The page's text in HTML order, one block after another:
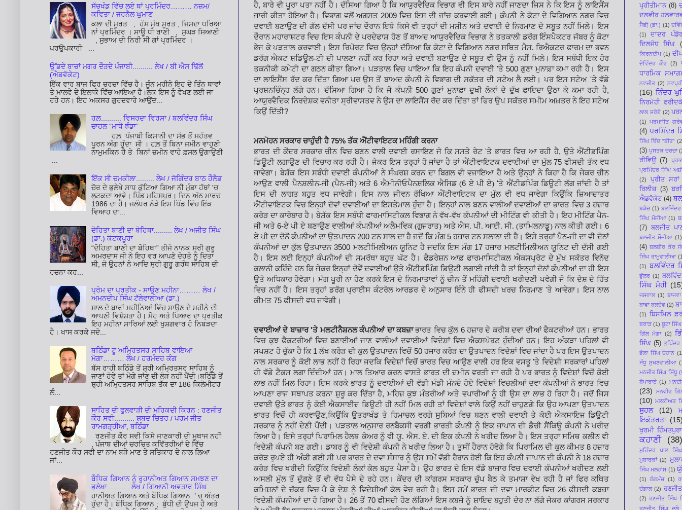
ਹੈ, ਬਾਰੇ ਵੀ ਪੂਰਾ ਪਤਾ ਨਹੀਂ ਹੈ। ਦੱਸਿਆ ਗਿਆ ਹੈ ਕਿ ਆਯੁਰਵੈਦਿਕ ਵਿਭਾਗ ਵੀ ਇਸ ਬਾਰੇ ਨਹੀਂ ਜਾਣਦਾ ਜਿਸ ਨੇ ਕਿ ਇਸ ਨੂੰ ਲਾਇਸੈਂਸ
ਜਾਰੀ ਕੀਤਾ ਹੋਇਆ ਹੈ। ਵਿਭਾਗ ਵਲੋਂ ਅਗਸਤ2009ਵਿਚ ਇਸ ਦੀ ਜਾਂਚ ਕਰਵਾਈ ਗਈ। ਕੰਪਨੀ ਨੇ ਕੋਟਾ ਦੇ ਵਿਗਿਆਨ ਨਗਰ ਵਿਚ
ਦਵਾਈ ਬਣਾਉਣ ਦੀ ਗੱਲ ਦੱਸੀ ਪਰ ਜਾਂਚ ਦੌਰਾਨ ਇਥੇ ਕਿਸੇ ਵੀ ਤਰ੍ਹਾਂ ਦੀ ਮਸ਼ੀਨ ਅਤੇ ਦਵਾਈ ਦੇ ਨਿਰਮਾਣ ਦੇ ਸਬੂਤ ਨਹੀਂ ਮਿਲੇ। ਇਸ
ਦੌਰਾਨ ਮਹਾਰਾਸ਼ਟਰ ਵਿਚ ਇਸ ਕੰਪਨੀ ਦੇ ਪਰਦੇਫਾਸ਼ ਹੋਣ ਤੋਂ ਬਾਅਦ ਆਯੁਰਵੈਦਿਕ ਵਿਭਾਗ ਨੇ ਤਤਕਾਲੀ ਡਰੱਗ ਇੰਸਪੈਕਟਰ ਜੱਬਰ ਨੂੰ ਕੋਟਾ
ਭੇਜ ਕੇ ਪੜਤਾਲ ਕਰਵਾਈ। ਇਸ ਰਿਪੋਰਟ ਵਿਚ ਉਨ੍ਹਾਂ ਦੱਸਿਆ ਕਿ ਕੋਟਾ ਦੇ ਵਿਗਿਆਨ ਨਗਰ ਸਥਿਤ ਮੈਸ. ਰਿਐਕਟਰ ਫਾਰਮ ਦਾ ਭਵਨ
ਡਰੱਗ ਐਕਟ ਸ਼ਡਿਊਲ-ਟੀ ਦੀ ਪਾਲਣਾ ਨਹੀਂ ਕਰ ਰਿਹਾ ਅਤੇ ਦਵਾਈ ਬਣਾਉਣ ਦੇ ਸਬੂਤ ਵੀ ਉਸ ਨੂੰ ਨਹੀਂ ਮਿਲੇ। ਇਸ ਸਬੰਧੀ ਇਕ ਹੋਰ
ਤਕਨੀਕੀ ਕਮੇਟੀ ਦਾ ਗਠਨ ਕੀਤਾ ਗਿਆ। ਪੜਤਾਲ ਵਿਚ ਪਾਇਆ ਕਿ ਇਹ ਕੰਪਨੀ ਦਵਾਈ'ਤੇ 500 ਗੁਣਾ ਮੁਨਾਫ਼ਾ ਕਮਾ ਰਹੀ ਹੈ। ਇਸ
ਦਾ ਲਾਇਸੈਂਸ ਰੱਦ ਕਰ ਦਿੱਤਾ ਗਿਆ ਪਰ ਉਸ ਤੋਂ ਬਾਅਦ ਕੰਪਨੀ ਨੇ ਵਿਭਾਗ ਦੀ ਸਕੱਤਰ ਦੀ ਸਟੇਅ ਲੈ ਲਈ। ਪਰ ਇਸ ਸਟੇਅ 'ਤੇ ਵੱਡੇ
ਪ੍ਰਸ਼ਨਚਿੰਨ੍ਹ ਲੱਗੇ ਹਨ। ਦੱਸਿਆ ਗਿਆ ਹੈ ਕਿ ਜੋ ਕੰਪਨੀ 500ਗੁਣਾਂ ਮੁਨਾਫ਼ਾ ਦੁਖੀ ਲੋਕਾਂ ਦੇ ਦੁੱਖ ਫਾਇਦਾ ਉਠਾ ਕੇ ਕਮਾ ਰਹੀ ਹੈ,
ਆਯੁਰਵੈਦਿਕ ਨਿਰਦੇਸ਼ਕ ਵਨੀਤਾ ਸ੍ਰੀਵਾਸਤਵ ਨੇ ਉਸ ਦਾ ਲਾਇਸੈਂਸ ਰੱਦ ਕਰ ਦਿੱਤਾ ਤਾਂ ਫਿਰ ਉਪ ਸਕੱਤਰ ਸਮੀਮ ਅਖ਼ਤਰ ਨੇ ਇਹ ਸਟੇਅ
ਕਿਉਂ ਦਿੱਤੀ?
ਮਨਮੋਹਨ ਸਰਕਾਰ ਚਾਹੁੰਦੀ ਹੈ75% ਤੱਕ ਐਂਟੀਵਾਇਟਕ ਮਹਿੰਗੀ ਕਰਨਾ
ਭਾਰਤ ਦੀ ਕੇਂਦਰ ਸਰਕਾਰ ਚੀਨ ਵਿਚ ਬਣਨ ਵਾਲੀ ਦਵਾਈ ਰਸਾਇਣ ਜੋ ਕਿ ਸਸਤੇ ਰੇਟ'ਤੇ ਭਾਰਤ ਵਿਚ ਆ ਰਹੀ ਹੈ, ਉਤੇ ਐਂਟੀਡਪਿੰਗ
ਡਿਊਟੀ ਲਗਾਉਣ ਦੀ ਵਿਚਾਰ ਕਰ ਰਹੀ ਹੈ। ਜੇਕਰ ਇਸ ਤਰ੍ਹਾਂ ਹੋ ਜਾਂਦਾ ਹੈ ਤਾਂ ਐਂਟੀਵਾਇਟਕ ਦਵਾਈਆਂ ਦਾ ਮੁੱਲ75ਫੀਸਦੀ ਤੱਕ ਵਧ
ਜਾਵੇਗਾ। ਬੇਸ਼ੱਕ ਇਸ ਸਬੰਧੀ ਦਵਾਈ ਕੰਪਨੀਆਂ ਨੇ ਸੰਘਰਸ਼ ਕਰਨ ਦਾ ਬਿਗਲ ਵੀ ਵਜਾਇਆ ਹੈ ਅਤੇ ਉਨ੍ਹਾਂ ਨੇ ਕਿਹਾ ਹੈ ਕਿ ਜੇਕਰ ਚੀਨ
ਆਉਣ ਵਾਲੀ ਪੈਨਸ਼ਲੀਨ-ਜੀ (ਪੈਨ-ਜੀ) ਅਤੇ6 ਐਮੀਨੀਓਪੈਨਸ਼ਲਿਕ ਐਸਿਡ (6 ਏ ਪੀ ਏ)'ਤੇ ਐਂਟੀਡਪਿੰਗ ਡਿਊਟੀ ਲੱਗ ਜਾਂਦੀ ਹੈ ਤਾਂ
ਇਸ ਦੀ ਲਾਗਤ ਬਹੁਤ ਵਧ ਜਾਵੇਗੀ। ਇਸ ਨਾਲ ਜੀਵਨ ਰੱਖਿਆ ਐਂਟੀਵਾਇਟਕ ਦਾ ਮੁੱਲ ਵੀ ਵਧ ਜਾਵੇਗਾ ਕਿਉਂਕਿ ਜ਼ਿਆਦਾਤਰ
ਐਂਟੀਵਾਇਟਕ ਵਿਚ ਇਨ੍ਹਾਂ ਦੋਵਾਂ ਦਵਾਈਆਂ ਦਾ ਇਸਤੇਮਾਲ ਹੁੰਦਾ ਹੈ। ਇਨ੍ਹਾਂ ਨਾਲ ਬਣਨ ਵਾਲੀਆਂ ਦਵਾਈਆਂ ਦਾ ਭਾਰਤ ਵਿਚ3ਹਜ਼ਾਰ
ਕਰੋੜ ਦਾ ਕਾਰੋਬਾਰ ਹੈ। ਬੇਸ਼ੱਕ ਇਸ ਸਬੰਧੀ ਫਾਰਮਾਸਿਟੀਕਲ ਵਿਭਾਗ ਨੇ ਵੱਖ-ਵੱਖ ਕੰਪਨੀਆਂ ਦੀ ਮੀਟਿੰਗ ਵੀ ਕੀਤੀ ਹੈ। ਇਹ ਮੀਟਿੰਗ ਪੈਨ-
ਜੀ ਅਤੇ6-ਏ ਪੀ ਏ ਬਣਾਉਣ ਵਾਲੀਆਂ ਕੰਪਨੀਆਂ ਅਲੈਮਵਿਕ (ਗੁਜਰਾਤ) ਅਤੇ ਐਸ. ਪੀ. ਆਈ. ਸੀ. (ਤਾਮਿਲਨਾਡੂ) ਨਾਲ ਕੀਤੀ ਗਈ।6
ਏ ਪੀ ਦਾ ਦੋਨੋਂ ਕੰਪਨੀਆਂ ਦਾ ਉਤਪਾਦਨ200 ਟਨ ਸਾਲ ਦਾ ਹੈ ਜਦੋਂ ਕਿ ਮੰਗ 5 ਹਜ਼ਾਰ ਟਨ ਸਲਾਨਾ ਦੀ ਹੈ। ਇਸੇ ਤਰ੍ਹਾਂ ਪੈਨ-ਜੀ ਦਾ ਵੀ ਦੋਨਾਂ
ਕੰਪਨੀਆਂ ਦਾ ਕੁੱਲ ਉਤਪਾਦਨ3500 ਮਲਟੀਮਿਲੀਅਨ ਯੂਨਿਟ ਹੈ ਜਦਕਿ ਇਸ ਮੰਗ 17ਹਜ਼ਾਰ ਮਲਟੀਮਿਲੀਅਨ ਯੂਨਿਟ ਦੀ ਦੱਸੀ ਗਈ
ਹੈ। ਇਸ ਲਈ ਇਨ੍ਹਾਂ ਕੰਪਨੀਆਂ ਦੀ ਸਮਰੱਥਾ ਬਹੁਤ ਘੱਟ ਹੈ। ਫੈਡਰੇਸ਼ਨ ਆਫ਼ ਫਾਰਮਾਸਿਟੀਕਲ ਐਕਸਪ੍ਰੋਟ ਦੇ ਮੁੱਖ ਸਕੱਤਰ ਵਿਨੋਦ
ਕਲਾਨੀ ਕਹਿੰਦੇ ਹਨ ਕਿ ਜੇਕਰ ਇਨ੍ਹਾਂ ਦੋਵੇਂ ਦਵਾਈਆਂ ਉਤੇ ਐਂਟੀਡਪਿੰਗ ਡਿਊਟੀ ਲਗਾਈ ਜਾਂਦੀ ਹੈ ਤਾਂ ਇਨ੍ਹਾਂ ਦੋਨਾਂ ਕੰਪਨੀਆਂ ਦਾ ਹੀ ਇਸ
ਉਤੇ ਅਧਿਕਾਰ ਹੋਵੇਗਾ। ਮੰਗ ਪੂਰੀ ਨਾ ਹੋਣ ਕਰਕੇ ਇਸ ਦੇ ਨਿਰਮਾਤਾਵਾਂ ਨੂੰ ਚੀਨ ਤੋਂ ਮਹਿੰਗੀ ਦਵਾਈ ਖਰੀਦਣੀ ਪਵੇਗੀ ਜੋ ਕਿ ਦੇਸ਼ ਦੇ ਹਿੱਤ
ਵਿਚ ਨਹੀਂ ਹੈ। ਇਸ ਤਰ੍ਹਾਂ ਡਰੱਗ ਪ੍ਰਾਈਸ ਕੰਟਰੋਲ ਆਰਡਰ ਦੇ ਅਨੁਸਾਰ ਇੰਨੇ ਹੀ ਫੀਸਦੀ ਖਰਚ ਨਿਰਮਾਣ'ਤੇ ਆਵੇਗਾ। ਇਸ ਨਾਲ
ਕੀਮਤ 75 ਫੀਸਦੀ ਵਧ ਜਾਵੇਗੀ।
ਦਵਾਈਆਂ ਦੇ ਬਾਜ਼ਾਰ'ਤੇ ਮਲਟੀਨੈਸ਼ਨਲ ਕੰਪਨੀਆਂ ਦਾ ਕਬਜ਼ਾ ਭਾਰਤ ਵਿਚ ਕੁੱਲ 6ਹਜ਼ਾਰ ਦੇ ਕਰੀਬ ਦਵਾ ਦੀਆਂ ਫੈਕਟਰੀਆਂ ਹਨ। ਭਾਰਤ
ਵਿਚ ਕੁਝ ਫੈਕਟਰੀਆਂ ਵਿਚ ਬਣਾਈਆਂ ਜਾਣ ਵਾਲੀਆਂ ਦਵਾਈਆਂ ਵਿਦੇਸ਼ਾਂ ਵਿਚ ਐਕਸਪੋਰਟ ਹੁੰਦੀਆਂ ਹਨ। ਇਹ ਅੰਕੜਾ ਪਹਿਲਾਂ ਵੀ
ਸਪਸ਼ਟ ਹੋ ਚੁੱਕਾ ਹੈ ਕਿ 1ਲੱਖ ਕਰੋੜ ਦੀ ਕੁਲ ਉਤਪਾਦਨ ਵਿਚੋਂ 50 ਹਜਾਰ ਕਰੋੜ ਦਾ ਉਤਪਾਦਨ ਵਿਦੇਸ਼ਾਂ ਵਿਚ ਜਾਂਦਾ ਹੈ ਪਰ ਇਸ ਉਤਪਾਦਨ
ਨਾਲ ਸਰਕਾਰ ਨੂੰ ਕੋਈ ਲਾਭ ਨਹੀਂ ਹੋ ਰਿਹਾ ਜਦਕਿ ਵਿਦੇਸ਼ਾਂ ਵਿਚੋਂ ਭਾਰਤ ਵਿਚ ਆਉਣ ਵਾਲੀ ਹਰ ਇਕ ਵਸਤੂ'ਤੇ ਵਿਦੇਸ਼ੀ ਸਰਕਾਰਾਂ ਪਹਿਲਾਂ
ਹੀ ਵੱਡੇ ਟੈਕਸ ਲਗਾ ਦਿੰਦੀਆਂ ਹਨ। ਮਾਲ ਤਿਆਰ ਕਰਨ ਵਾਸਤੇ ਭਾਰਤ ਦੀ ਜ਼ਮੀਨ ਵਰਤੀ ਜਾ ਰਹੀ ਹੈ ਪਰ ਭਾਰਤ ਨੂੰ ਵਿਦੇਸ਼ਾਂ ਵਿਚੋਂ ਕੋਈ
ਲਾਭ ਨਹੀਂ ਮਿਲ ਰਿਹਾ। ਇਸ ਕਰਕੇ ਭਾਰਤ ਨੂੰ ਦਵਾਈਆਂ ਦੀ ਵੱਡੀ ਮੰਡੀ ਮੰਨਦੇ ਹੋਏ ਵਿਦੇਸ਼ਾਂ ਵਿਚਲੀਆਂ ਦਵਾ ਕੰਪਨੀਆਂ ਨੇ ਭਾਰਤ ਵਿਚ
ਆਪਣਾ ਰਾਜ ਸਥਾਪਤ ਕਰਨਾ ਸ਼ੁਰੂ ਕਰ ਦਿੱਤਾ ਹੈ, ਮਹਿਜ਼ ਕੁਝ ਮੰਤਰੀਆਂ ਅਤੇ ਵਪਾਰੀਆਂ ਨੂੰ ਹੀ ਉਸ ਦਾ ਲਾਭ ਹੋ ਰਿਹਾ ਹੈ। ਜਦੋਂ ਜਿਸ
ਦਵਾਈ ਉਤੇ ਭਾਰਤ ਨੂੰ ਕੋਈ ਐਕਸਾਈਜ਼ ਡਿਊਟੀ ਹੀ ਨਹੀਂ ਮਿਲ ਰਹੀ ਤਾਂ ਵਿਦੇਸ਼ਾਂ ਵਾਲੇ ਕਿਉਂ ਨਹੀਂ ਚਾਹੁਣਗੇ ਕਿ ਉਹ ਆਪਣਾ ਉਤਪਾਦਨ
ਭਾਰਤ ਵਿਚੋਂ ਹੀ ਕਰਵਾਉਣ,ਕਿਉਂਕਿ ਉਤਰਾਖੰਡ ਤੇ ਹਿਮਾਚਲ ਵਰਗੇ ਸੁਬਿਆਂ ਵਿਚ ਬਣਨ ਵਾਲੀ ਦਵਾਈ ਤੇ ਕੋਈ ਐਕਸਾਇਜ ਡਿਉਟੀ
ਸਰਕਾਰ ਨੂੰ ਨਹੀਂ ਦੇਣੀ ਪੈਂਦੀ। ਪੜਤਾਲ ਅਨੁਸਾਰ ਰਨਬੈਕਸੀ ਵਰਗੀ ਭਾਰਤੀ ਕੰਪਨੀ ਨੂੰ ਇਕ ਜਾਪਾਨ ਦੀ ਡੈਚੀ ਸੈਂਕਿਊ ਕੰਪਨੀ ਨੇ ਖਰੀਦ
ਲਿਆ ਹੈ। ਇਸੇ ਤਰ੍ਹਾਂ ਪਿਰਾਮਿਲ ਹੈਲਥ ਕੇਅਰ ਨੂੰ ਵੀ ਯੂ. ਐਸ. ਏ. ਦੀ ਇਕ ਕੰਪਨੀ ਨੇ ਖਰੀਦ ਲਿਆ ਹੈ। ਇਸ ਤਰ੍ਹਾ ਸਮਿਥ ਕਲੀਨ ਵੀ
ਵਿਦੇਸ਼ੀ ਕੰਪਨੀ ਬਣ ਗਈ। ਡਾਬਰ ਨੂੰ ਵੀ ਵਿਦੇਸ਼ੀ ਕੰਪਨੀ ਨੇ ਖਰੀਦ ਲਿਆ ਹੈ। ਤੁਸੀਂ ਹੈਰਾਨ ਹੋਵੋਗੇ ਕਿ ਪਿਰਾਮਿਲ ਦੀ ਕੁਲ ਕੀਮਤ 8ਹਜ਼ਾਰ
ਕਰੋੜ ਰੁਪਏ ਹੀ ਅੰਕੀ ਗਈ ਸੀ ਪਰ ਭਾਰਤ ਦੇ ਦਵਾ ਸੰਸਾਰ ਨੂੰ ਉਸ ਸਮੇਂ ਵੱਡੀ ਹੈਰਾਨ ਹੋਈ ਕਿ ਇਹ ਕੰਪਨੀ ਜਾਪਾਨ ਦੀ ਕੰਪਨੀ ਨੇ 18ਹਜ਼ਾਰ
ਕਰੋੜ ਵਿਚ ਖਰੀਦੀ ਕਿਉਂਕਿ ਵਿਦੇਸ਼ੀ ਲੋਕਾਂ ਕੋਲ ਬਹੁਤ ਪੈਸਾ ਹੈ। ਉਹ ਭਾਰਤ ਦੇ ਇਸ ਵੱਡੇ ਬਾਜ਼ਾਰ ਵਿਚ ਦਵਾਈ ਕੰਪਨੀਆਂ ਖਰੀਦਣ ਲਈ
ਅਸਲੀ ਮੁੱਲ ਤੋਂ ਦੁੱਗਣੇ ਤੋਂ ਵੀ ਵੱਧ ਪੈਸੇ ਦੇ ਰਹੇ ਹਨ। ਕੇਂਦਰ ਦੀ ਕਾਂਗਰਸ ਸਰਕਾਰ ਚੁੱਪ ਬੈਠ ਕੇ ਤਮਾਸ਼ਾ ਵੇਖ ਰਹੀ ਹੈ ਜਾਂ ਫਿਰ ਕਥਿਤ
ਕਮਿਸ਼ਨਾਂ ਦੇ ਚੱਕਰ ਵਿਚ ਪੈ ਕੇ ਦੇਸ਼ ਨੂੰ ਵਿਦੇਸ਼ੀਆਂ ਕੋਲ ਵੇਚ ਰਹੀ ਹੈ। ਇਸ ਸਮੇਂ ਭਾਰਤ ਦੀ ਦਵਾ ਮਾਰਕੀਟ ਵਿਚ26ਫੀਸਦੀ ਕਬਜ਼ਾ
ਵਿਦੇਸ਼ੀ ਕੰਪਨੀਆਂ ਦਾ ਹੋ ਗਿਆ ਹੈ। 26ਤੋਂ 70ਫੀਸਦੀ ਹੋਣ ਲੱਗਿਆਂ ਇਸ ਕਬਜ਼ੇ ਨੂੰ ਸ਼ਾਇਦ ਬਹੁਤੀ ਦੇਰ ਨਾ ਲੱਗੇ ਜੇਕਰ ਕਾਂਗਰਸ ਸਰਕਾਰ
ਸੱਚਖੰਡ ਵਿੱਚ ਲਏ ਥਾਂ ਪ੍ਰਮਿੰਦਰ……… ਨਜ਼ਮ/
ਕਵਿਤਾ / ਜਰਨੈਲ ਘੁਮਾਣ
ਕਲਾ ਦੀ ਮੂਰਤ , ਹੱਸ ਮੁੱਖ ਸੂਰਤ , ਜਿਸਦਾ ਧਰਿਆ
ਨਾਂ ਪ੍ਰਮਿੰਦਰ । ਸਾਊ ਧੀ ਰਾਣੀ , ਸੁਘੜ ਸਿਆਣੀ
, ਸੁਭਾਅ ਦੀ ਨਿਰੀ ਸੀ ਗਾਂ ਪ੍ਰਮਿੰਦਰ ।
ਪਰਉਪਕਾਰੀ ...
ਉੱਡਦੇ ਬਾਜ਼ਾਂ ਮਗਰ ਦੌੜਦੇ ਪੰਜਾਬੀ.......... ਲੇਖ / ਬੀ ਐਸ ਢਿੱਲੋਂ
(ਐਡਵੋਕੇਟ)
ਇੱਕ ਵਾਰ ਬਾਜ਼ ਫਿਰ ਚਰਚਾ ਵਿੱਚ ਹੈ। ਜੂੰਨ ਮਹੀਨੇ ਇਹ ਦੋ ਤਿੰਨ ਥਾਵਾਂ
ਤੇ ਮਾਲਵੇ ਦੇ ਇਲਾਕੇ ਵਿੱਚ ਆਇਆ ਹੈ।ਲੋਕ ਇਸ ਨੂੰ ਵੇਖਣ ਲਈ ਜਾ
ਰਹੇ ਹਨ। ਇਹ ਅਕਸਰ ਗੁਰਦਵਾਰੇ ਆਉਂਦ...
ਹਲ਼.......... ਵਿਸਰਦਾ ਵਿਰਸਾ / ਬਲਵਿੰਦਰ ਸਿੰਘ
ਚਾਹਲ “ਮਾਧੋ ਝੰਡਾ”
ਹਲ਼ ਪੰਜਾਬੀ ਕਿਸਾਨੀ ਦਾ ਸੱਭ ਤੋਂ ਮਹੱਤਵ
ਪੂਰਨ ਅੰਗ ਹੁੰਦਾ ਸੀ । ਹਲ਼ ਤੋਂ ਬਿਨਾ ਜ਼ਮੀਨ ਵਾਹੁਣੀ
ਨਾਮੁਮਕਿਨ ਹੈ ਤੇ ਬਿਨਾਂ ਜ਼ਮੀਨ ਵਾਹੇ ਫ਼ਸਲ ਉਗਾਉਣੀ
ਇੱਕ ਸੀ ਚਮਕੀਲਾ......... ਲੇਖ / ਜੋਗਿੰਦਰ ਬਾਠ ਹੌਲੈਡ
ਚੋਰ ਦੇ ਭੁਲੇਖੇ ਸਾਧ ਕੁੱਟਿਆ ਗਿਆ ਨੀ ਮੁੰਡਾ ਹੱਥਾਂ 'ਚ
ਲੁਟਕਦਾ ਆਵੇ। ਪਿੰਡ ਮਹਿਸਪੁਰ। ਦਿਨ ਅੱਠ ਮਾਰਚ
1986 ਦਾ ਹੈ। ਜਲੰਧਰ ਨੇੜੇ ਇਸ ਪਿੰਡ ਵਿੱਚ ਇੱਕ
ਵਿਆਹ ਦਾ...
ਦੋਹਿਤਾ ਬਾਣੀ ਦਾ ਬੋਹਿਥਾ......... ਲੇਖ / ਅਜੀਤ ਸਿੰਘ
(ਡਾ.) ਕੋਟਕਪੂਰਾ
“ਦੋਹਿਤਾ ਬਾਣੀ ਦਾ ਬੋਹਿਥਾ” ਤੀਜੇ ਨਾਨਕ ਸ੍ਰੀ ਗੁਰੂ
ਅਮਰਦਾਸ ਜੀ ਨੇ ਇਹ ਵਰ ਆਪਣੇ ਦੋਹਤੇ ਨੂੰ ਦਿਤਾ
ਸੀ, ਜੋ ਉਹਨਾਂ ਨੇ ਆਦਿ ਸ੍ਰੀ ਗੁਰੂ ਗਰੰਥ ਸਾਹਿਬ ਦੀ
ਰਚਨਾ ਕਰ...
ਪ੍ਰੇਮ ਦਾ ਪ੍ਰਤੀਕ - ਸਾਉਣ ਮਹੀਨਾ……… ਲੇਖ /
ਅਮਨਦੀਪ ਸਿੰਘ ਟੱਲੇਵਾਲੀਆ (ਡਾ.)
ਸਾਲ ਦੇ ਬਾਰਾਂ ਮਹੀਨਿਆਂ ਵਿੱਚ ਸਾਉਣ ਦੇ ਮਹੀਨੇ ਦੀ
ਆਪਣੀ ਵਿਸ਼ੇਸ਼ਤਾ ਹੈ। ਮੋਹ ਅਤੇ ਪਿਆਰ ਦਾ ਪ੍ਰਤੀਕ
ਇਹ ਮਹੀਨਾ ਸਾਰਿਆਂ ਲਈ ਖੁਸ਼ਗਵਾਰ ਹੋ ਨਿਬੜਦਾ
ਹੈ। ਖਾਸ ਕਰਕੇ ਜਦੋ...
ਬਠਿੰਡਾ ਟੂ ਅਮ੍ਰਿਤਸਰ ਸਾਹਿਬ ਵਾਇਆ
ਮੋਗਾ……… ਲੇਖ / ਹਰਮੰਦਰ ਕੰਗ
ਬੱਸ ਰਾਹੀ ਬਠਿੰਡੇ ਤੋਂ ਸ਼੍ਰੀ ਅਮ੍ਰਿਤਸਰ ਸਾਹਿਬ ਨੂੰ
ਜਾਣਾਂ ਹੋਵੇ ਤਾਂ ਮੋਗੇ ਜਾਂਣ ਦੀ ਲੋੜ ਨਹੀਂ ਪੈਂਦੀ।ਬਠਿੰਡੇ ਤੋਂ
ਸ਼੍ਰੀ ਅਮ੍ਰਿਤਸਰ ਸਾਹਿਬ ਤੱਕ ਦਾ 186 ਕਿਲੋਮੀਟਰ
ਲੰ...
ਸਾਹਿਤ ਦੀ ਫੁਲਵਾੜੀ ਦੀ ਮਹਿਕਦੀ ਕਿਰਨ : ਰਣਜੀਤ
ਕੌਰ ਸਵੀ.......... ਸ਼ਬਦ ਚਿਤਰ / ਪਰਮ ਜੀਤ
ਰਾਮਗੜ੍ਹੀਆ, ਬਠਿੰਡਾ
ਰਣਜੀਤ ਕੌਰ ਸਵੀ ਕਿਸੇ ਜਾਣਕਾਰੀ ਦੀ ਮੁਥਾਜ ਨਹੀਂ
, ਪੰਜਾਬ ਦੀਆਂ ਚਰਚਿਤ ਕਵਿੱਤਰੀਆਂ ਦੇ ਵਿੱਚ
ਰਣਜੀਤ ਕੌਰ ਸਵੀ ਦਾ ਨਾਮ ਬੜੇ ਮਾਣ ਤੇ ਸਤਿਕਾਰ ਦੇ ਨਾਲ ਲਿਆ
ਜਾਂ...
ਬੌਧਿਕ ਗਿਆਨ ਨੂੰ ਰੂਹਾਨੀਅਤ ਗਿਆਨ ਸਮਝਣ ਦਾ
ਭੁਲੇਖਾ .......... ਲੇਖ / ਗਿਆਨੀ ਅਵਤਾਰ ਸਿੰਘ
ਹਾਨੀਅਤ ਗਿਆਨ ਅਤੇ ਬੌਧਿਕ ਗਿਆਨ ’ ਚ ਅੰਤਰ
ਹੁੰਦਾ ਹੈ। ਬੌਧਿਕ ਗਿਆਨ ; ਬੁੱਧੀ ਦੀ ਉਪਜ ਹੈ ਅਤੇ
ਪ੍ਰੀਤੀਮਾਨ (8)
ਦਲਵੀਰ
ਸੈਫੀ਼ (ਡਾ.) (1)
(1)
ਦਾਦਰ
ਦਿਲਜੋਧ ਸਿੰਘ
ਕਿਰਨਦੀਪ (1)
ਦੇਵਿੰਦਰ ਕੌਰ (2)
ਧਾਰਮਿਕ
ਨਵਜੀਤ (2)
(16) ਨਿੰਦਰ
ਨਿਰਮੋਹੀ
ਲਾਲ ਸਰੋਏ (2)
(1) ਪਰਮਜੀਤ
(4) ਪਰਮਿੰਦਰ
ਸਿੰਘ ਥਿੰਦ “ਬੀਤ”
(3) ਪੁਸਤਕ ਚਰਚਾ
ਰੀਵਿਊ (7)
ਪ੍ਰਮਿੰਦਰ ਸਿੰਘ
(2)
ਪ੍ਰੀਤ ਸਰਾਂ
ਰਿਲੀਜ਼ (3)
ਐਡਵੋਕੇਟ (4)
ਬੜੈਚ (1)
ਸਿੰਘ ਮੌਜੀਆ (1)
(7) ਬਲਜੀਤ
ਬਲਜੀਤ ਮੌਜੀਆ (1)
(4) ਬਲਬੀਰ ਕੌਰ
ਸਿੰਘ ਰਾਮੂਵਾਲੀਆ
(1) ਬਲਵਿੰਦਰ
ਭੁੱਲਰ (1)
ਸਿੰਘ ਮੋਹੀ
ਜਸਵਾਲ (1)
ਬਾਵਾ ਬਲਦੇਵ (2)
(1) ਬਿਸਮਿਲ
ਬਰਾੜ (1) ਬੂਟਾ
ਗਿੱਲ ਮੋਗਾ (2)
ਸਿੰਘ (5) ਭੁਪਿੰਦਰ
ਭੋਲਾ ਸਿੰਘ ਚੌਹਾਨ
ਸੰਧੂ ਸੁਖਣਵਾਲ਼ੀਆ
ਮਨਜੀਤ ਸਿੰਘ ਸਿੱਧੂ
ਬੋਪਾਰਾਏ (1)
(23) ਮਨਵੀਰ
(10) ਮਲਕੀਅਤ
ਸੁਹਲ (12)
ਇਕੱਤਰਤਾ
ਖੁਰਮੀ ਹਿੰਮਤਪੁਰਾ
ਕਹਾਣੀ (38)
ਮੁਹਿੰਦਰ ਪਾਲ
ਮੁਬਾਰਕਾਂ (2)
ਸਿੰਘ ਮਲਹਾਂਸ (1)
(1) ਰੰਗਮੰਚ (1)
ਚੰਗਾਲ (2)
(2) ਰਣਜੀਤ ਸਿੰਘ
ਰਣਜੀਤ ਸਿੰਘ ਦੂਲੇ